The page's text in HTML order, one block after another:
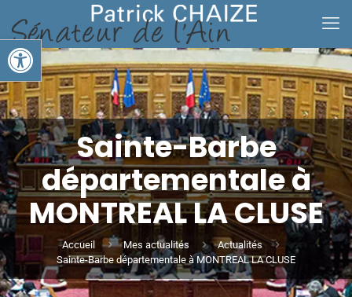
Ouvrir la barre d’outils
Sainte-Barbe
départementale à
MONTREAL LA CLUSE
Accueil Mes actualités
Actualités
Sainte-Barbe départementale à MONTREAL LA CLUSE